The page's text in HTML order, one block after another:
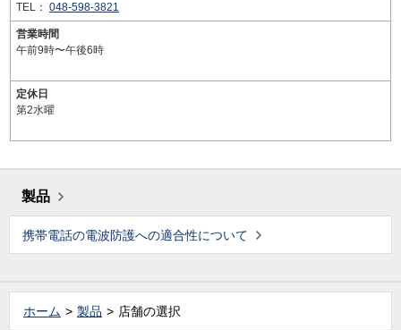
TEL： 048-598-3821
営業時間
午前9時〜午後6時
定休日
第2水曜
製品
携帯電話の電波防護への適合性について
ホーム 製品 店舗の選択